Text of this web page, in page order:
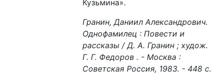
Кузьмина».
Гранин, Даниил Александрович.
Однофамилец : Повести и
рассказы / Д. А. Гранин ; худож.
Г. Г. Федоров . - Москва :
Советская Россия, 1983. - 448 с.